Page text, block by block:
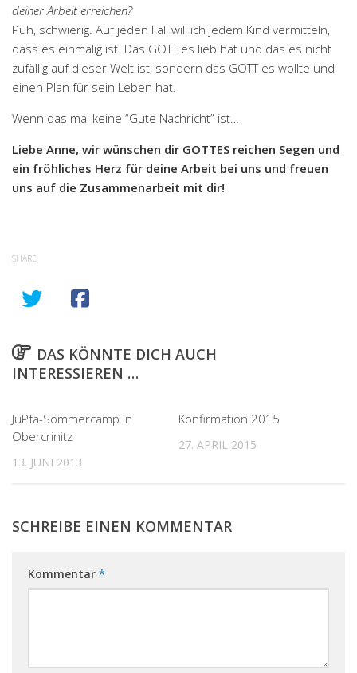
deiner Arbeit erreichen?
Puh, schwierig. Auf jeden Fall will ich jedem Kind vermitteln,
dass es einmalig ist. Das GOTT es lieb hat und das es nicht
zufällig auf dieser Welt ist, sondern das GOTT es wollte und
einen Plan für sein Leben hat.
Wenn das mal keine “Gute Nachricht” ist…
Liebe Anne, wir wünschen dir GOTTES reichen Segen und
ein fröhliches Herz für deine Arbeit bei uns und freuen
uns auf die Zusammenarbeit mit dir!
SHARE
DAS KÖNNTE DICH AUCH
INTERESSIEREN …
JuPfa-Sommercamp in
Obercrinitz
13. JUNI 2013
Konfirmation 2015
27. APRIL 2015
SCHREIBE EINEN KOMMENTAR
Kommentar *